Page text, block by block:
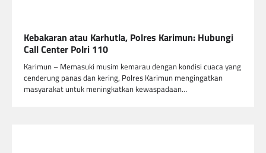
Kebakaran atau Karhutla, Polres Karimun: Hubungi
Call Center Polri 110
Karimun – Memasuki musim kemarau dengan kondisi cuaca yang
cenderung panas dan kering, Polres Karimun mengingatkan
masyarakat untuk meningkatkan kewaspadaan…